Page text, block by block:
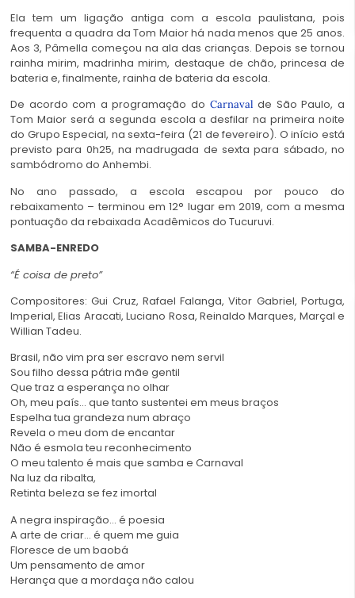
Ela tem um ligação antiga com a escola paulistana, pois
frequenta a quadra da Tom Maior há nada menos que 25 anos.
Aos 3, Pâmella começou na ala das crianças. Depois se tornou
rainha mirim, madrinha mirim, destaque de chão, princesa de
bateria e, finalmente, rainha de bateria da escola.
De acordo com a programação do Carnaval de São Paulo, a
Tom Maior será a segunda escola a desfilar na primeira noite
do Grupo Especial, na sexta-feira (21 de fevereiro). O início está
previsto para 0h25, na madrugada de sexta para sábado, no
sambódromo do Anhembi.
No ano passado, a escola escapou por pouco do
rebaixamento – terminou em 12° lugar em 2019, com a mesma
pontuação da rebaixada Acadêmicos do Tucuruvi.
SAMBA-ENREDO
“É coisa de preto”
Compositores: Gui Cruz, Rafael Falanga, Vitor Gabriel, Portuga,
Imperial, Elias Aracati, Luciano Rosa, Reinaldo Marques, Marçal e
Willian Tadeu.
Brasil, não vim pra ser escravo nem servil
Sou filho dessa pátria mãe gentil
Que traz a esperança no olhar
Oh, meu país… que tanto sustentei em meus braços
Espelha tua grandeza num abraço
Revela o meu dom de encantar
Não é esmola teu reconhecimento
O meu talento é mais que samba e Carnaval
Na luz da ribalta,
Retinta beleza se fez imortal
A negra inspiração… é poesia
A arte de criar… é quem me guia
Floresce de um baobá
Um pensamento de amor
Herança que a mordaça não calou